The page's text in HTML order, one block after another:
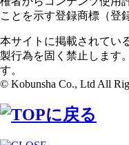
ことを示す登録商標（登
本サイトに掲載されてい
製行為を固く禁止します
す。
© Kobunsha Co., Ltd All